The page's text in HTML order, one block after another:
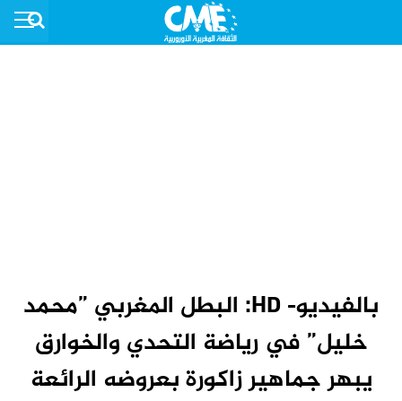
بالفيديو- HD: البطل المغربي ”محمد
خليل” في رياضة التحدي والخوارق
يبهر جماهير زاكورة بعروضه الرائعة